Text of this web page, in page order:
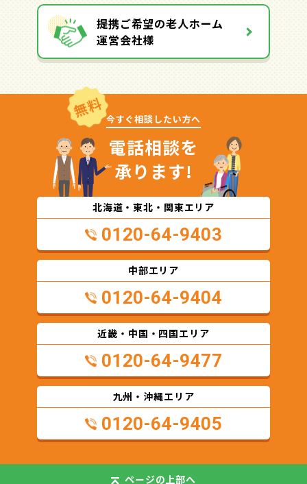
提携ご希望の老人ホーム
運営会社様
無料 今すぐ相談したい方へ
電話相談を
承ります!
北海道・東北・関東エリア
0120-64-9403
中部エリア
0120-64-9404
近畿・中国・四国エリア
0120-64-9477
九州・沖縄エリア
0120-64-9405
ページの上部へ